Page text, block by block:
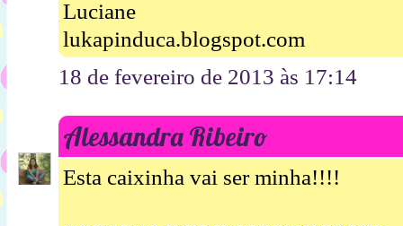
Luciane
lukapinduca.blogspot.com
18 de fevereiro de 2013 às 17:14
Alessandra Ribeiro
Esta caixinha vai ser minha!!!!